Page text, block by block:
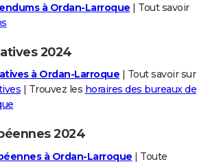
à Ordan-Larroque | Tout savoir
2024
à Ordan-Larroque | Tout savoir sur
| Trouvez les horaires des bureaux de
2024
à Ordan-Larroque | Toute